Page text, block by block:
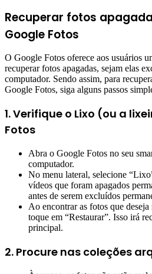
Recuperar fotos
Google Fotos
O Google Fotos oferece aos usuários
recuperar fotos apagadas, sejam elas
computador. Sendo assim, para
Google Fotos, siga alguns passos
1. Verifique o Lixo (ou a
Fotos
Abra o Google Fotos no seu
computador.
No menu lateral, selecione
vídeos que foram apagados
antes de serem excluídos
Ao encontrar as fotos que deseja
toque em “Restaurar”. Isso irá
principal.
2. Procure nas coleções